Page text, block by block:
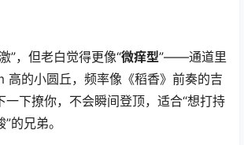
”，但老白觉得更像“微痒型”——通道里
高的小圆丘，频率像《稻香》前奏的吉
一下撩你，不会瞬间登顶，适合“想打持
的兄弟。